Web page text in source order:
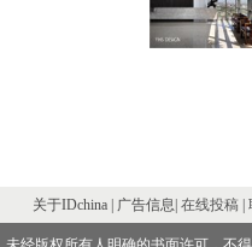
关于IDchina | 广告信息| 在线投稿